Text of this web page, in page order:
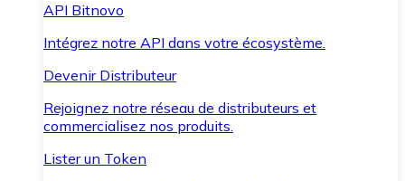
API Bitnovo
Intégrez notre API dans votre écosystème.
Devenir Distributeur
Rejoignez notre réseau de distributeurs et
commercialisez nos produits.
Lister un Token